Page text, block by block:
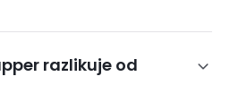
razlikuje od